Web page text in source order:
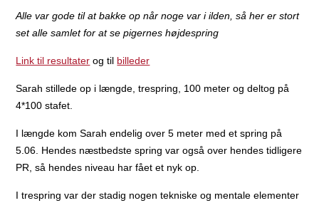
Alle var gode til at bakke op når noge var i ilden, så her er stort
set alle samlet for at se pigernes højdespring
Link til resultater og til billeder
Sarah stillede op i længde, trespring, 100 meter og deltog på
4*100 stafet.
I længde kom Sarah endelig over 5 meter med et spring på
5.06. Hendes næstbedste spring var også over hendes tidligere
PR, så hendes niveau har fået et nyk op.
I trespring var der stadig nogen tekniske og mentale elementer